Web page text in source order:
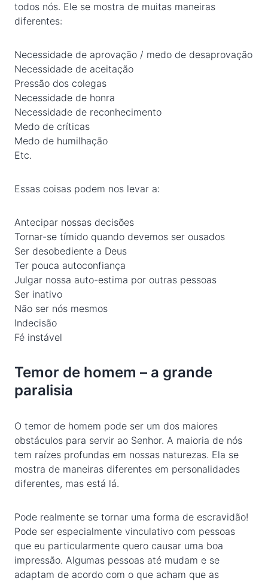
todos nós. Ele se mostra de muitas maneiras
diferentes:
Necessidade de aprovação / medo de desaprovação
Necessidade de aceitação
Pressão dos colegas
Necessidade de honra
Necessidade de reconhecimento
Medo de críticas
Medo de humilhação
Etc.
Essas coisas podem nos levar a:
Antecipar nossas decisões
Tornar-se tímido quando devemos ser ousados
Ser desobediente a Deus
Ter pouca autoconfiança
Julgar nossa auto-estima por outras pessoas
Ser inativo
Não ser nós mesmos
Indecisão
Fé instável
Temor de homem – a grande
paralisia
O temor de homem pode ser um dos maiores
obstáculos para servir ao Senhor. A maioria de nós
tem raízes profundas em nossas naturezas. Ela se
mostra de maneiras diferentes em personalidades
diferentes, mas está lá.
Pode realmente se tornar uma forma de escravidão!
Pode ser especialmente vinculativo com pessoas
que eu particularmente quero causar uma boa
impressão. Algumas pessoas até mudam e se
adaptam de acordo com o que acham que as